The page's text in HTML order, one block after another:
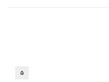
۵